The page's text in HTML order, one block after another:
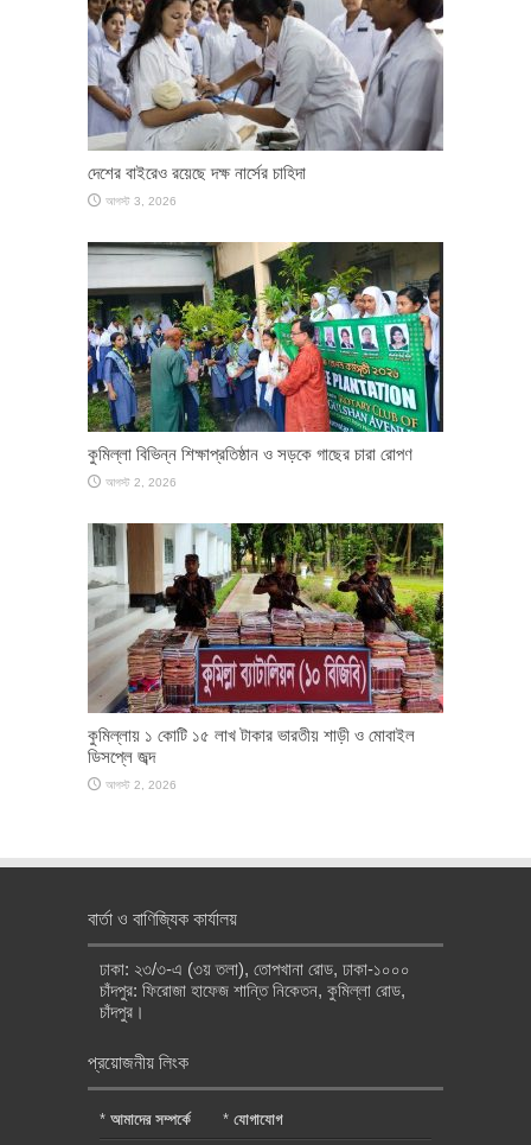
দেশের বাইরেও রয়েছে দক্ষ নার্সের চাহিদা
আগস্ট 3, 2026
কুমিল্লা বিভিন্ন শিক্ষাপ্রতিষ্ঠান ও সড়কে গাছের চারা রোপণ
আগস্ট 2, 2026
কুমিল্লায় ১ কোটি ১৫ লাখ টাকার ভারতীয় শাড়ী ও মোবাইল
ডিসপ্লে জব্দ
আগস্ট 2, 2026
বার্তা ও বাণিজ্যিক কার্যালয়
ঢাকা: ২৩/৩-এ (৩য় তলা), তোপখানা রোড, ঢাকা-১০০০
চাঁদপুর: ফিরোজা হাফেজ শান্তি নিকেতন, কুমিল্লা রোড,
চাঁদপুর।
প্রয়োজনীয় লিংক
* আমাদের সম্পর্কে * যোগাযোগ